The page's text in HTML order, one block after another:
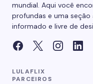
mundial. Aqui você
profundas e uma
informado e livre de
LULAFLIX
PARCEIROS